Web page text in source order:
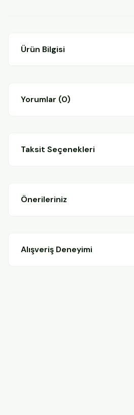
Ürün Bilgisi
Yorumlar (0)
Taksit Seçenekleri
Önerileriniz
Alışveriş Deneyimi